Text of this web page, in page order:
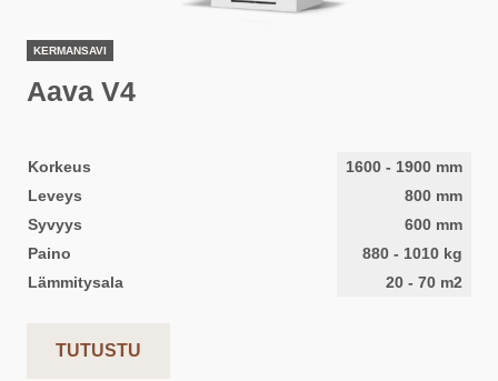
KERMANSAVI
Aava V4
Korkeus 1600 - 1900 mm
Leveys
800 mm
Syvyys
600 mm
Paino
880 - 1010 kg
Lämmitysala
20 - 70 m2
TUTUSTU